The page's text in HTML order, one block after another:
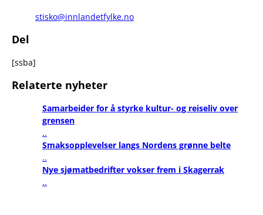
stisko@innlandetfylke.no
Del
[ssba]
Relaterte nyheter
Samarbeider for å styrke kultur- og reiseliv over
grensen
..
Smaksopplevelser langs Nordens grønne belte
..
Nye sjømatbedrifter vokser frem i Skagerrak
..